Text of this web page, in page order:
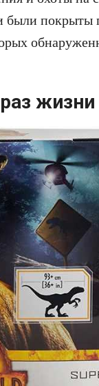
были покрыты
жизни